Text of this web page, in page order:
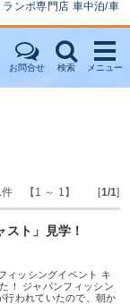
ンポ専門店 車中泊/車
お問合せ 検索 メニュー
件 【1 ～ 1】 [1/1]
ト」見学！
ィッシングイベント キ
！ ジャパンフィッシン
行われていたので、朝か